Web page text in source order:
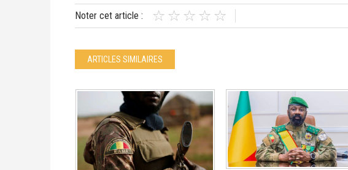
Noter cet article :
ARTICLES SIMILAIRES